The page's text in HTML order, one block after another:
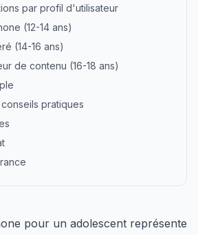
par profil d'utilisateur
(12-14 ans)
(14-16 ans)
de contenu (16-18 ans)
pratiques
pour un adolescent représente